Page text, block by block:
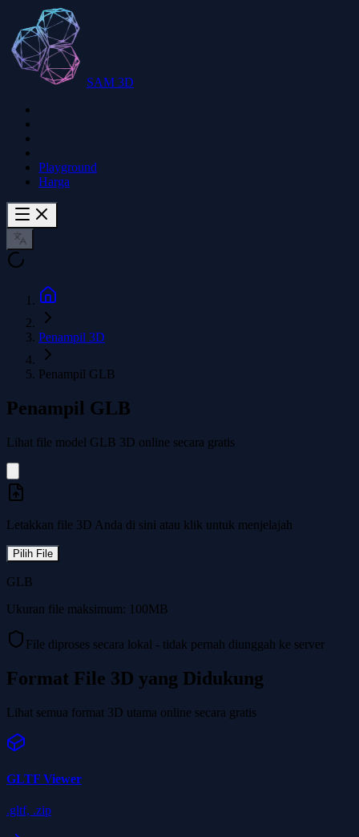
SAM 3D
Playground
Harga
Penampil 3D
Penampil GLB
Penampil GLB
Lihat file model GLB 3D online secara gratis
Letakkan file 3D Anda di sini atau klik untuk menjelajah
Pilih File
GLB
Ukuran file maksimum: 100MB
File diproses secara lokal - tidak pernah diunggah ke server
Format File 3D yang Didukung
Lihat semua format 3D utama online secara gratis
GLTF Viewer
.gltf, .zip